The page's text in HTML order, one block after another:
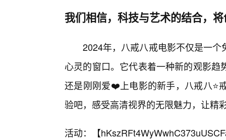
我们相信，科技与艺术的结合，
2024年，八戒八戒电影不仅是一
心灵的窗口。它代表着一种新的观影
还是刚刚爱❤️上电影的新手，八戒八⭐
验吧，感受高清视界的无限魅力，让精
活动：【